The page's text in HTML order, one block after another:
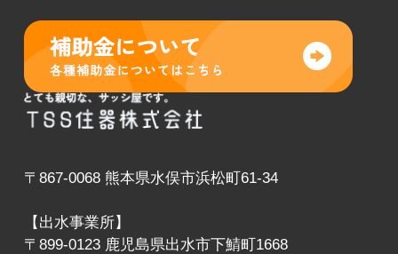
〒867-0068 熊本県水俣市浜松町61-34
【出水事業所】
〒899-0123 鹿児島県出水市下鯖町1668